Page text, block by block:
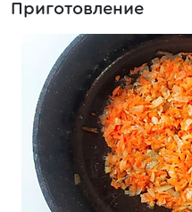
Приготовление